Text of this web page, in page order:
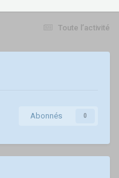
Toute l’activité
Abonnés 0